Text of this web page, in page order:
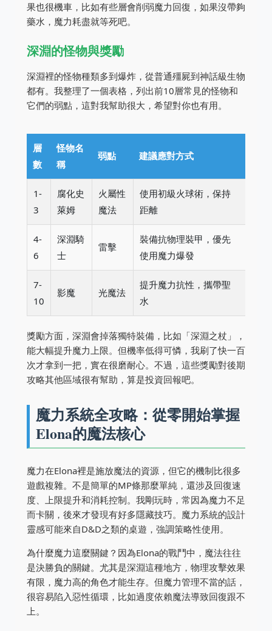
果也很機車，比如有些層會削弱魔力回復，如果沒帶夠
藥水，魔力耗盡就等死吧。
深淵的怪物與獎勵
深淵裡的怪物種類多到爆炸，從普通殭屍到神話級生物
都有。我整理了一個表格，列出前10層常見的怪物和
它們的弱點，這對我幫助很大，希望對你也有用。
層
數
怪物名
稱
弱點 建議應對方式
1-
3
腐化史
萊姆
火屬性
魔法
使用初級火球術，保持
距離
4-
6
深淵騎
士
雷擊
裝備抗物理裝甲，優先
使用魔力爆發
7-
10
影魔 光魔法
提升魔力抗性，攜帶聖
水
獎勵方面，深淵會掉落獨特裝備，比如「深淵之杖」，
能大幅提升魔力上限。但機率低得可憐，我刷了快一百
次才拿到一把，實在很磨耐心。不過，這些獎勵對後期
攻略其他區域很有幫助，算是投資回報吧。
魔力系統全攻略：從零開始掌握
Elona的魔法核心
魔力在Elona裡是施放魔法的資源，但它的機制比很多
遊戲複雜。不是簡單的MP條那麼單純，還涉及回復速
度、上限提升和消耗控制。我剛玩時，常因為魔力不足
而卡關，後來才發現有好多隱藏技巧。魔力系統的設計
靈感可能來自D&D之類的桌遊，強調策略性使用。
為什麼魔力這麼關鍵？因為Elona的戰鬥中，魔法往往
是決勝負的關鍵。尤其是深淵這種地方，物理攻擊效果
有限，魔力高的角色才能生存。但魔力管理不當的話，
很容易陷入惡性循環，比如過度依賴魔法導致回復跟不
上。